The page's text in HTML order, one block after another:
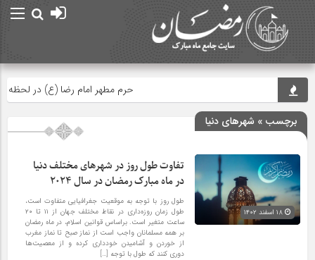
حرم مطهر امام رضا (ع) در لحظه تحویل
برچسب » شهرهای دنیا
تفاوت طول روز در شهرهای مختلف دنیا
در ماه مبارک رمضان در سال ۲۰۲۴
طول روز با توجه به موقعیت جغرافیایی متفاوت است،
طول زمان روزه‌داری در نقاط مختلف جهان از ۱۱ تا ۲۰
ساعت متغیر است. براساس قوانین اسلام، در ماه رمضان
بر همه مسلمانان واجب است از نماز صبح تا نماز مغرب
از خوردن و آشامیدن خودداری کرده و از معصیت‌ها
دوری کنند که طول با توجه […]